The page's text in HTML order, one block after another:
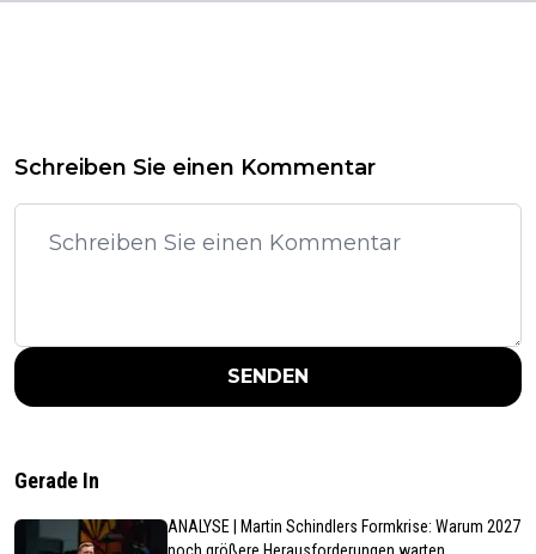
Schreiben Sie einen Kommentar
SENDEN
Gerade In
ANALYSE | Martin Schindlers Formkrise: Warum 2027